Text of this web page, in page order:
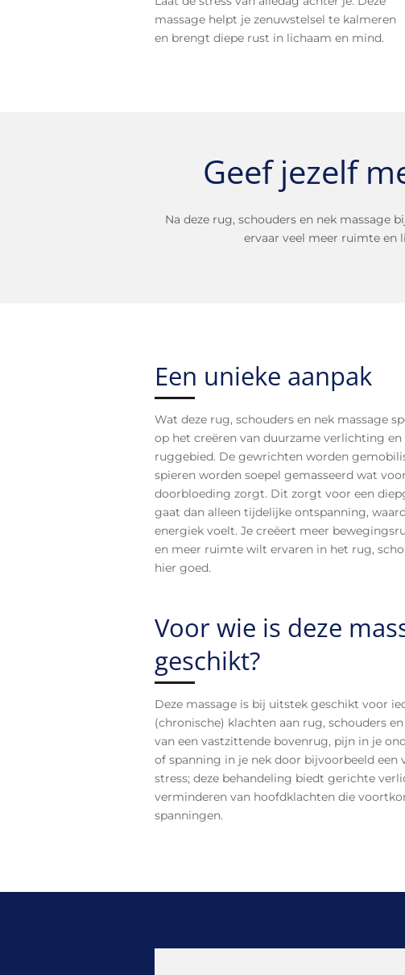
massage helpt je zenuwstelsel te kalmeren
en brengt diepe rust in lichaam en mind.
Geef jezelf
Na deze rug, schouders en nek massage
ervaar veel meer ruimte en
Een unieke aanpak
Wat deze rug, schouders en nek massage
op het creëren van duurzame verlichting
ruggebied. De gewrichten worden
spieren worden soepel gemasseerd wat
doorbloeding zorgt. Dit zorgt voor een
gaat dan alleen tijdelijke ontspanning,
energiek voelt. Je creëert meer
en meer ruimte wilt ervaren in het rug,
hier goed.
Voor wie is deze
geschikt?
Deze massage is bij uitstek geschikt voor
(chronische) klachten aan rug, schouders
van een vastzittende bovenrug, pijn in je
of spanning in je nek door bijvoorbeeld een
stress; deze behandeling biedt gerichte
verminderen van hoofdklachten die
spanningen.